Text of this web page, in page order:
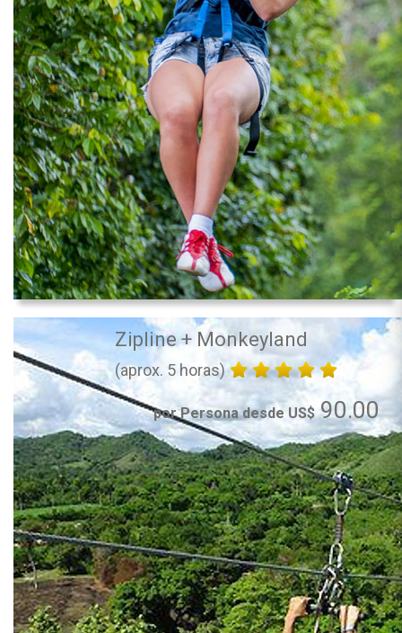
Zipline + Monkeyland
(aprox. 5 horas)
por Persona desde US$90.00